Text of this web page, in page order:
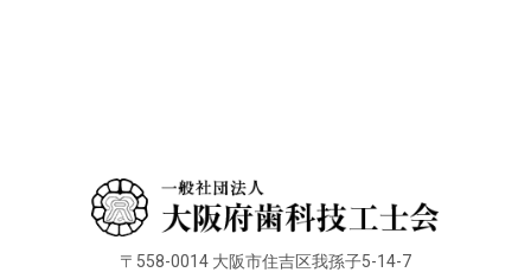
〒558-0014 大阪市住吉区我孫子5-14-7